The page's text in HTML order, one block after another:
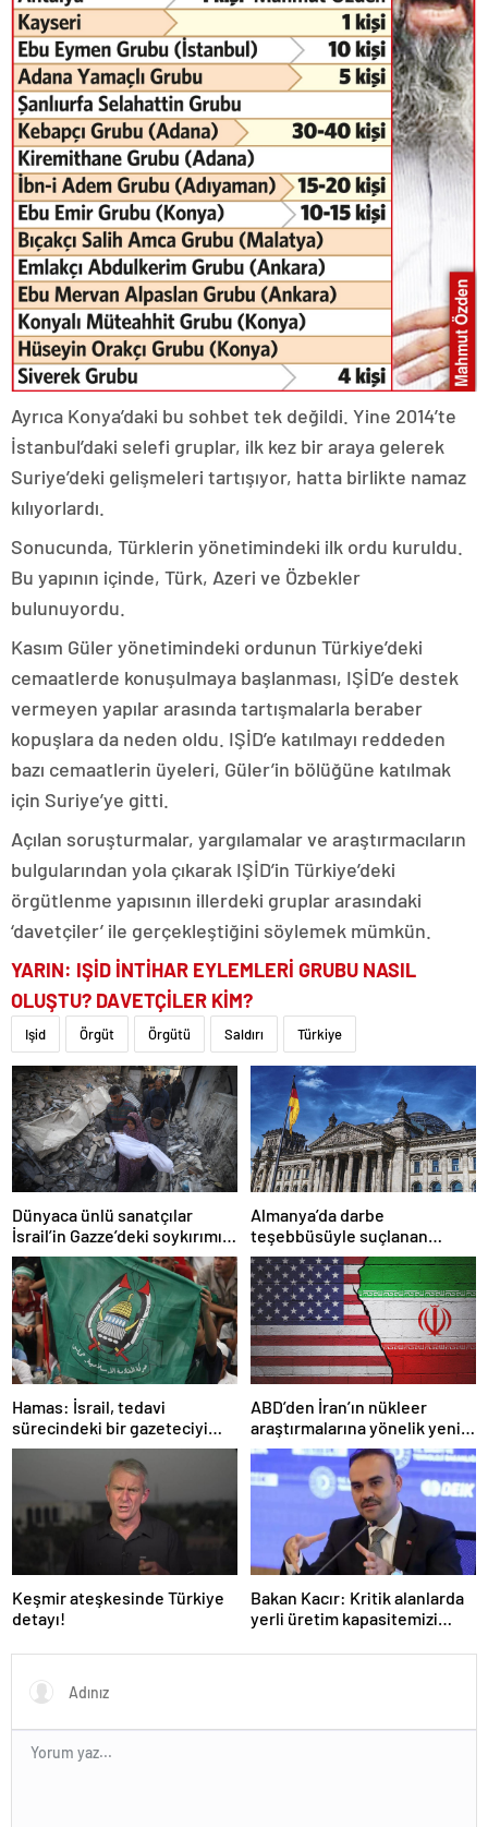
Ayrıca Konya’daki bu sohbet tek değildi. Yine 2014’te
İstanbul’daki selefi gruplar, ilk kez bir araya gelerek
Suriye’deki gelişmeleri tartışıyor, hatta birlikte namaz
kılıyorlardı.
Sonucunda, Türklerin yönetimindeki ilk ordu kuruldu.
Bu yapının içinde, Türk, Azeri ve Özbekler
bulunuyordu.
Kasım Güler yönetimindeki ordunun Türkiye’deki
cemaatlerde konuşulmaya başlanması, IŞİD’e destek
vermeyen yapılar arasında tartışmalarla beraber
kopuşlara da neden oldu. IŞİD’e katılmayı reddeden
bazı cemaatlerin üyeleri, Güler’in bölüğüne katılmak
için Suriye’ye gitti.
Açılan soruşturmalar, yargılamalar ve araştırmacıların
bulgularından yola çıkarak IŞİD’in Türkiye’deki
örgütlenme yapısının illerdeki gruplar arasındaki
‘davetçiler’ ile gerçekleştiğini söylemek mümkün.
YARIN: IŞİD İNTİHAR EYLEMLERİ GRUBU NASIL
OLUŞTU? DAVETÇİLER KİM?
Işid Örgüt Örgütü Saldırı Türkiye
Dünyaca ünlü sanatçılar
İsrail’in Gazze’deki soykırımını
kınadı
Almanya’da darbe
teşebbüsüyle suçlanan
örgüte ait dernek yasaklandı
Hamas: İsrail, tedavi
sürecindeki bir gazeteciyi
öldürerek savaş suçu
ABD’den İran’ın nükleer
araştırmalarına yönelik yeni
yaptırımlar
Keşmir ateşkesinde Türkiye
detayı!
Bakan Kacır: Kritik alanlarda
yerli üretim kapasitemizi